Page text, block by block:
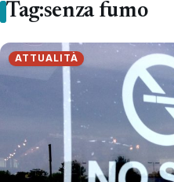
Tag:senza fumo
ATTUALITÀ